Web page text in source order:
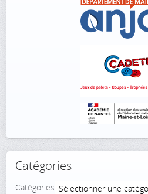
Catégories
Catégories